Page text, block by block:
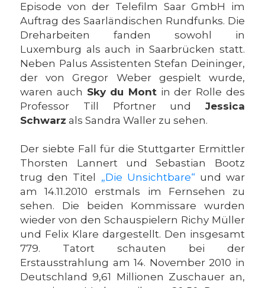
Episode von der Telefilm Saar GmbH im
Auftrag des Saarländischen Rundfunks. Die
Dreharbeiten fanden sowohl in
Luxemburg als auch in Saarbrücken statt.
Neben Palus Assistenten Stefan Deininger,
der von Gregor Weber gespielt wurde,
waren auch Sky du Mont in der Rolle des
Professor Till Pfortner und Jessica
Schwarz als Sandra Waller zu sehen.
Der siebte Fall für die Stuttgarter Ermittler
Thorsten Lannert und Sebastian Bootz
trug den Titel „Die Unsichtbare“ und war
am 14.11.2010 erstmals im Fernsehen zu
sehen. Die beiden Kommissare wurden
wieder von den Schauspielern Richy Müller
und Felix Klare dargestellt. Den insgesamt
779. Tatort schauten bei der
Erstausstrahlung am 14. November 2010 in
Deutschland 9,61 Millionen Zuschauer an,